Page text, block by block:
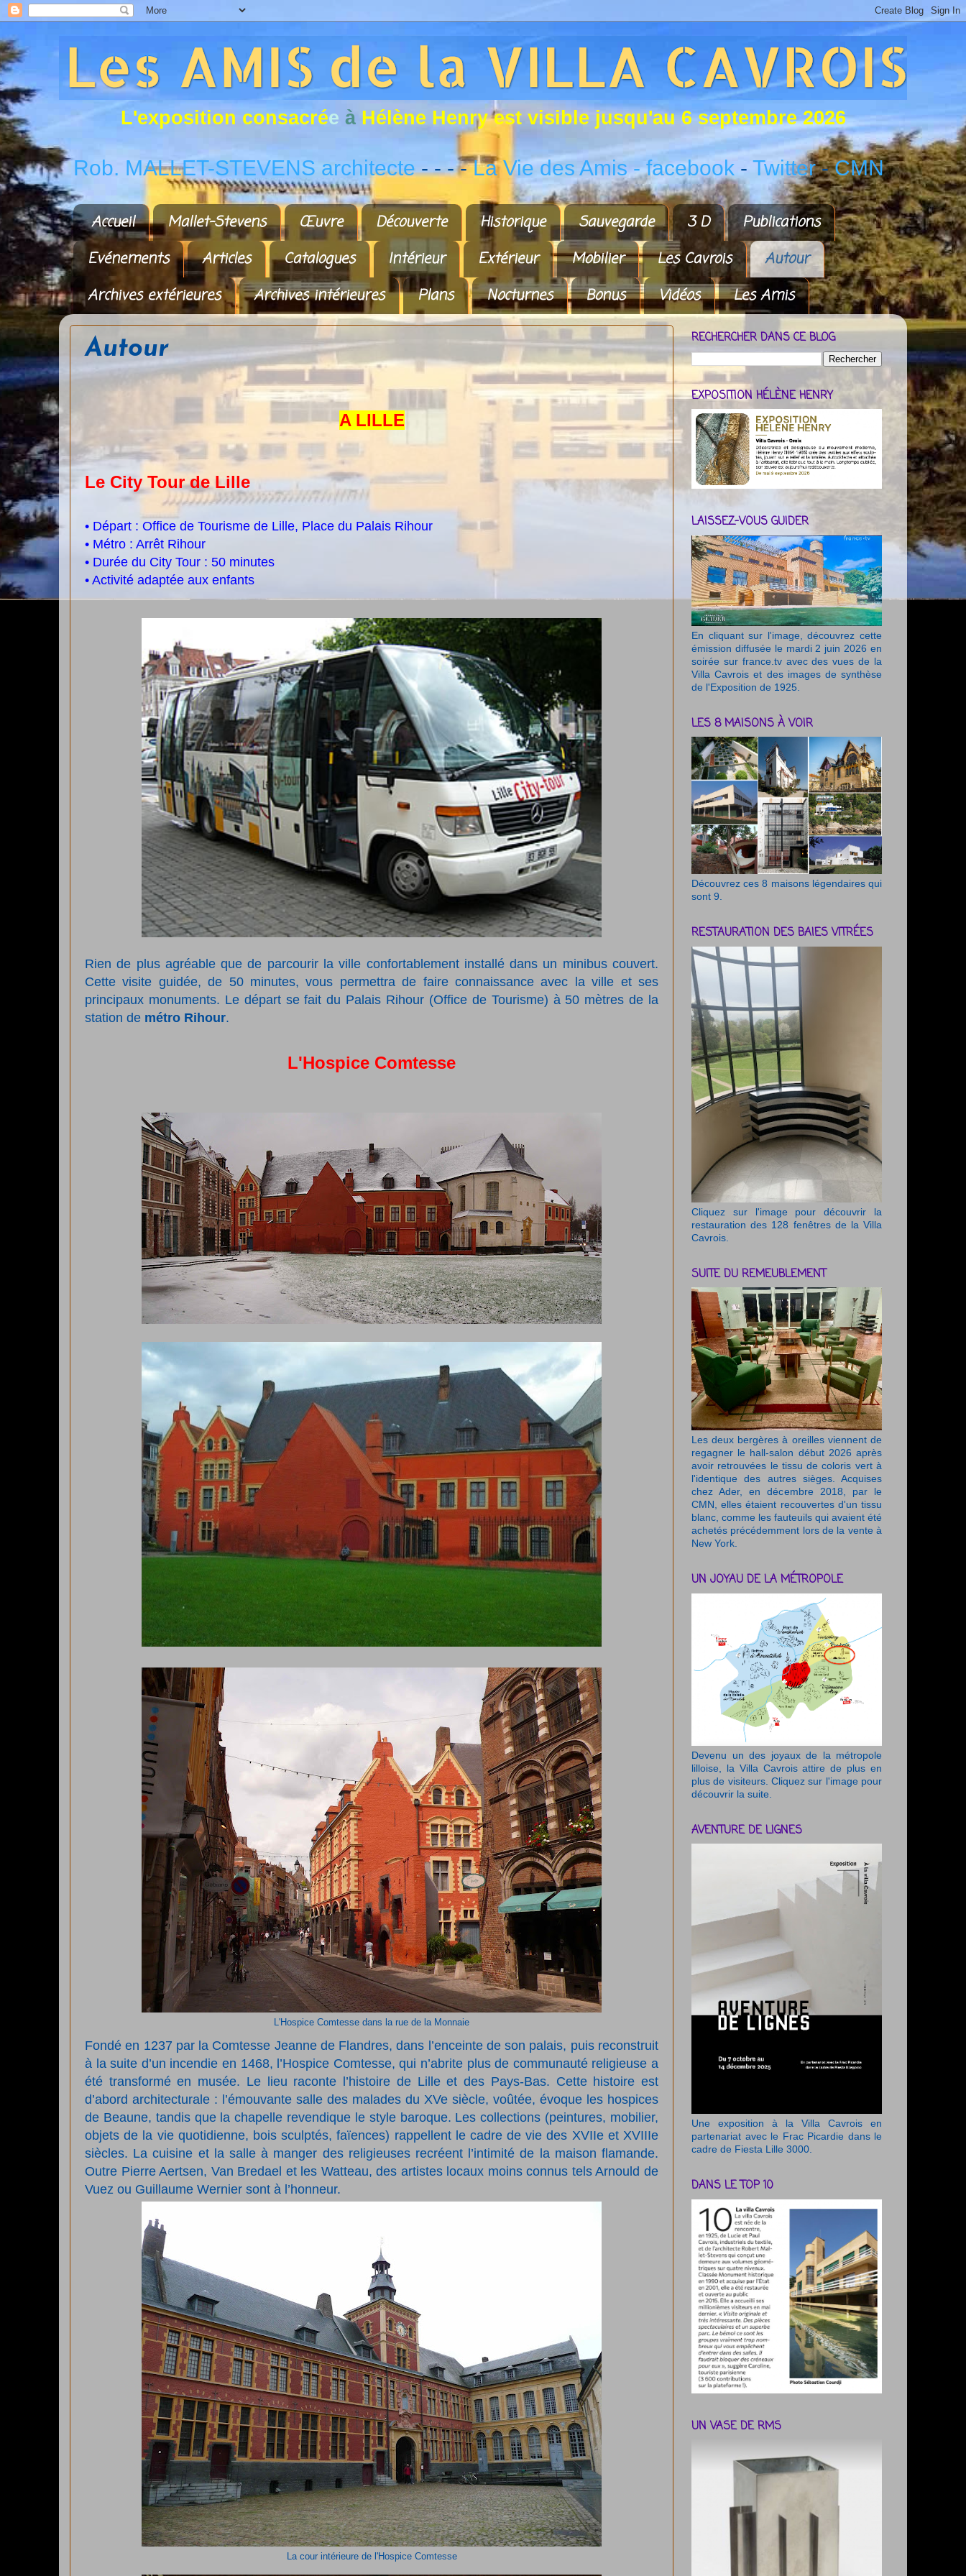
L'exposition consacrée à Hé ène Henry est visi b e jusqu'au 6 septembre 2026
Rob. MALLET-STEVENS architecte- - - -La Vie des Amis- facebook - Twitter -CMN
Accueil Mallet-Stevens Œuvre Découverte Historique Sauvegarde 3 D
Publications
Evénements
Articles Catalogues Intérieur Extérieur Mobilier Les Cavrois
Autour
Archives extérieures
Archives intérieures Plans Nocturnes Bonus Vidéos Les Amis
Autour
A LILLE
Le City Tour de Lille
• Départ : Office de Tourisme de Lille, Place du Palais Rihour
• Métro : Arrêt Rihour
• Durée du City Tour : 50 minutes
• Activité adaptée aux enfants
Rien de plus agréable que de parcourir la ville confortablement installé dans un minibus couvert.
Cette visite guidée, de 50 minutes, vous permettra de faire connaissance avec la ville et ses
principaux monuments. Le départ se fait du Palais Rihour (Office de Tourisme) à 50 mètres de la
station de métro Rihour.
L'Hospice Comtesse
L'Hospice Comtesse dans la rue de la Monnaie
Fondé en 1237 par la Comtesse Jeanne de Flandres, dans l’enceinte de son palais, puis reconstruit
à la suite d’un incendie en 1468, l’Hospice Comtesse, qui n’abrite plus de communauté religieuse a
été transformé en musée. Le lieu raconte l’histoire de Lille et des Pays-Bas. Cette histoire est
d’abord architecturale : l’émouvante salle des malades du XVe siècle, voûtée, évoque les hospices
de Beaune, tandis que la chapelle revendique le style baroque. Les collections (peintures, mobilier,
objets de la vie quotidienne, bois sculptés, faïences) rappellent le cadre de vie des XVIIe et XVIIIe
siècles. La cuisine et la salle à manger des religieuses recréent l’intimité de la maison flamande.
Outre Pierre Aertsen, Van Bredael et les Watteau, des artistes locaux moins connus tels Arnould de
Vuez ou Guillaume Wernier sont à l’honneur.
La cour intérieure de l'Hospice Comtesse
RECHERCHER DANS CE BLOG
EXPOSITION HÉLÈNE HENRY
LAISSEZ-VOUS GUIDER
En cliquant sur l'image, découvrez cette
émission diffusée le mardi 2 juin 2026 en
soirée sur france.tv avec des vues de la
Villa Cavrois et des images de synthèse
de l'Exposition de 1925.
LES 8 MAISONS À VOIR
Découvrez ces 8 maisons légendaires qui
sont 9.
RESTAURATION DES BAIES VITRÉES
Cliquez sur l'image pour découvrir la
restauration des 128 fenêtres de la Villa
Cavrois.
SUITE DU REMEUBLEMENT
Les deux bergères à oreilles viennent de
regagner le hall-salon début 2026 après
avoir retrouvées le tissu de coloris vert à
l'identique des autres sièges. Acquises
chez Ader, en décembre 2018, par le
CMN, elles étaient recouvertes d'un tissu
blanc, comme les fauteuils qui avaient été
achetés précédemment lors de la vente à
New York.
UN JOYAU DE LA MÉTROPOLE
Devenu un des joyaux de la métropole
lilloise, la Villa Cavrois attire de plus en
plus de visiteurs. Cliquez sur l'image pour
découvrir la suite.
AVENTURE DE LIGNES
Une exposition à la Villa Cavrois en
partenariat avec le Frac Picardie dans le
cadre de Fiesta Lille 3000.
DANS LE TOP 10
UN VASE DE RMS